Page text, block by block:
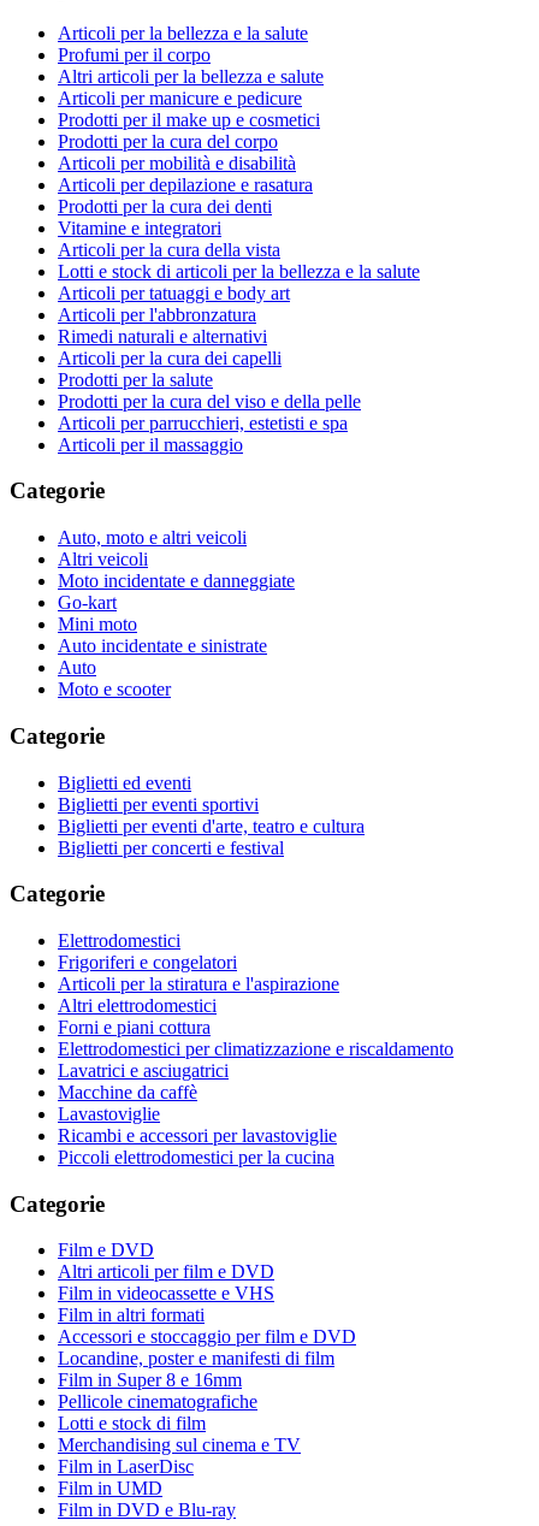
Articoli per la bellezza e la salute
Profumi per il corpo
Altri articoli per la bellezza e salute
Articoli per manicure e pedicure
Prodotti per il make up e cosmetici
Prodotti per la cura del corpo
Articoli per mobilità e disabilità
Articoli per depilazione e rasatura
Prodotti per la cura dei denti
Vitamine e integratori
Articoli per la cura della vista
Lotti e stock di articoli per la bellezza e la salute
Articoli per tatuaggi e body art
Articoli per l'abbronzatura
Rimedi naturali e alternativi
Articoli per la cura dei capelli
Prodotti per la salute
Prodotti per la cura del viso e della pelle
Articoli per parrucchieri, estetisti e spa
Articoli per il massaggio
Categorie
Auto, moto e altri veicoli
Altri veicoli
Moto incidentate e danneggiate
Go-kart
Mini moto
Auto incidentate e sinistrate
Auto
Moto e scooter
Categorie
Biglietti ed eventi
Biglietti per eventi sportivi
Biglietti per eventi d'arte, teatro e cultura
Biglietti per concerti e festival
Categorie
Elettrodomestici
Frigoriferi e congelatori
Articoli per la stiratura e l'aspirazione
Altri elettrodomestici
Forni e piani cottura
Elettrodomestici per climatizzazione e riscaldamento
Lavatrici e asciugatrici
Macchine da caffè
Lavastoviglie
Ricambi e accessori per lavastoviglie
Piccoli elettrodomestici per la cucina
Categorie
Film e DVD
Altri articoli per film e DVD
Film in videocassette e VHS
Film in altri formati
Accessori e stoccaggio per film e DVD
Locandine, poster e manifesti di film
Film in Super 8 e 16mm
Pellicole cinematografiche
Lotti e stock di film
Merchandising sul cinema e TV
Film in LaserDisc
Film in UMD
Film in DVD e Blu-ray